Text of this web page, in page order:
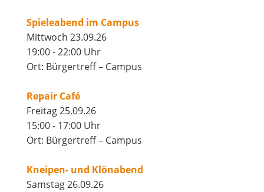
Spieleabend im Campus
Mittwoch 23.09.26
19:00 - 22:00 Uhr
Ort: Bürgertreff – Campus
Repair Café
Freitag 25.09.26
15:00 - 17:00 Uhr
Ort: Bürgertreff – Campus
Kneipen- und Klönabend
Samstag 26.09.26